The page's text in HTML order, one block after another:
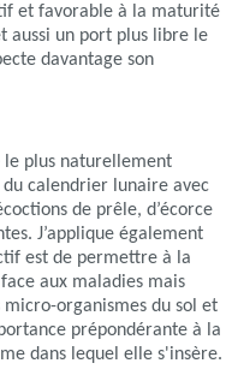
et favorable à la maturité
aussi un port plus libre le
davantage son
le plus naturellement
calendrier lunaire avec
de prêle, d’écorce
J’applique également
est de permettre à la
aux maladies mais
micro-organismes du sol et
prépondérante à la
dans lequel elle s'insère.